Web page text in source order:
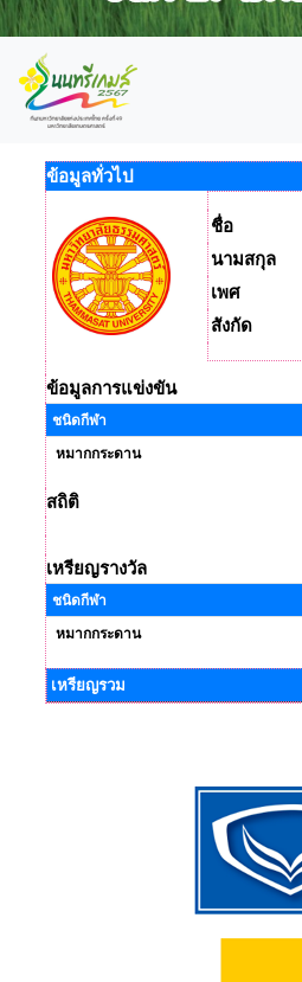
ข้อมูลทั่วไป
ชื่อ
นามสกุล
เพศ
สังกัด
ข้อมูลการแข่งขัน
ชนิดกีฬา
หมากกระดาน
สถิติ
เหรียญรางวัล
ชนิดกีฬา
หมากกระดาน
เหรียญรวม